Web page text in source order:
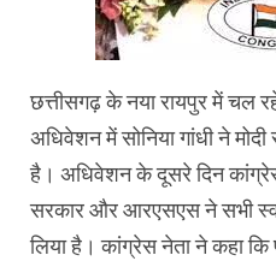
छत्तीसगढ़ के नया रायपुर में चल
अधिवेशन में सोनिया गांधी ने
है। अधिवेशन के दूसरे दिन
सरकार और आरएसएस ने सभी
लिया है। कांग्रेस नेता ने कहा कि